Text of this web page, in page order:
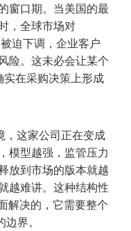
窗口期。当美国的最
，全球市场对
迫下调，企业客户
险。这未必会让某个
在采购决策上形成
这家公司正在变成
模型越强，监管压力
放到市场的版本就越
越难讲。这种结构性
解决的，它需要整个
界。